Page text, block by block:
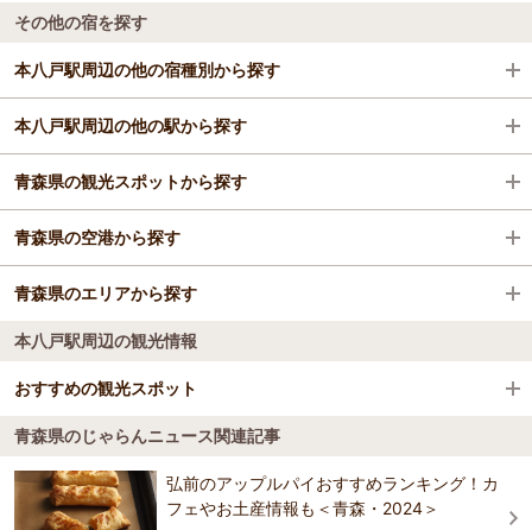
その他の宿を探す
本八戸駅周辺の他の宿種別から探す
ビジネスホテル
旅館
格安ホテル
本八戸駅周辺の他の駅から探す
八戸駅
陸奥湊駅
種差海岸駅
三戸駅
北高岩駅
青森県の観光スポットから探す
奥入瀬渓流
浅虫水族館
三内丸山遺跡
青森県立美術館
青森県観光物産館アスパム
八食センター
青森県の空港から探す
青森空港
三沢空港（三沢飛行場）
青森県のエリアから探す
八戸
弘前
青森
十和田湖
本八戸駅周辺の観光情報
おすすめの観光スポット
葦毛崎展望台
4.3
西洋の古城のような佇まいの葦毛崎展望台。太平洋が一望でき、種差
海岸随一の眺望スポットである。隣接する中須賀までの一帯は四季
青森県のじゃらんニュース関連記事
弘前のアップルパイおすすめランキング！カ
フェやお土産情報も＜青森・2024＞